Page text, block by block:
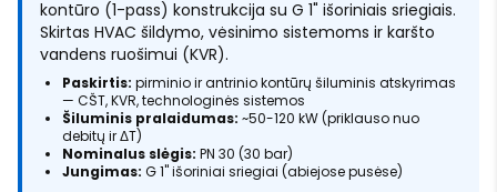
kontūro (1-pass) konstrukcija su G 1" išoriniais sriegiais.
Skirtas HVAC šildymo, vėsinimo sistemoms ir karšto
vandens ruošimui (KVR).
Paskirtis: pirminio ir antrinio kontūrų šiluminis atskyrimas
— CŠT, KVR, technologinės sistemos
Šiluminis pralaidumas: ~50-120 kW (priklauso nuo
debitų ir ΔT)
Nominalus slėgis: PN 30 (30 bar)
Jungimas: G 1" išoriniai sriegiai (abiejose pusėse)